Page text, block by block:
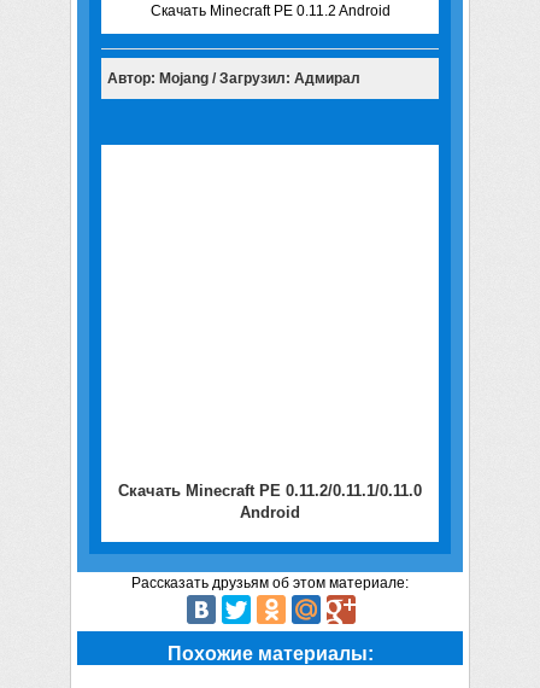
Скачать Minecraft PE 0.11.2 Android
Автор: Mojang / Загрузил: Адмирал
Скачать Minecraft PE 0.11.2/0.11.1/0.11.0
Android
Рассказать друзьям об этом материале:
Похожие материалы: